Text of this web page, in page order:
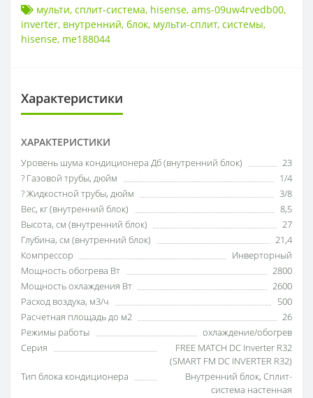
мульти, сплит-система, hisense, ams-09uw4rvedb00,
inverter, внутренний, блок, мульти-сплит, системы,
hisense, me188044
Характеристики
ХАРАКТЕРИСТИКИ
Уровень шума кондиционера Дб (внутренний блок)
23
? Газовой трубы, дюйм
1/4
? Жидкостной трубы, дюйм
3/8
Вес, кг (внутренний блок)
8,5
Высота, см (внутренний блок)
27
Глубина, см (внутренний блок)
21,4
Компрессор
Инверторный
Мощность обогрева Вт
2800
Мощность охлаждения Вт
2600
Расход воздуха, м3/ч
500
Расчетная площадь до м2
26
Режимы работы
охлаждение/обогрев
Серия
FREE MATCH DC Inverter R32
(SMART FM DC INVERTER R32)
Тип блока кондиционера
Внутренний блок, Сплит-
система настенная